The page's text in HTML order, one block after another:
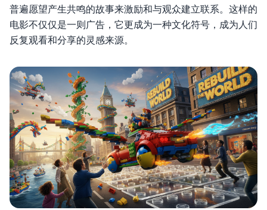
普遍愿望产生共鸣的故事来激励和与观众建立联系。这样的
电影不仅仅是一则广告，它更成为一种文化符号，成为人们
反复观看和分享的灵感来源。